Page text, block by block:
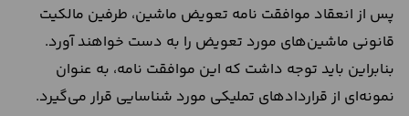
پس از انعقاد موافقت نامه تعویض ماشین، طرفین مالکیت
قانونی ماشین‌های مورد تعویض را به دست خواهند آورد.
بنابراین باید توجه داشت که این موافقت نامه، به عنوان
نمونه‌ای از قراردادهای تملیکی مورد شناسایی قرار می‌گیرد.